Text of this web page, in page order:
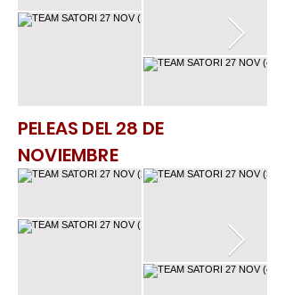
PELEAS DEL 28 DE
NOVIEMBRE